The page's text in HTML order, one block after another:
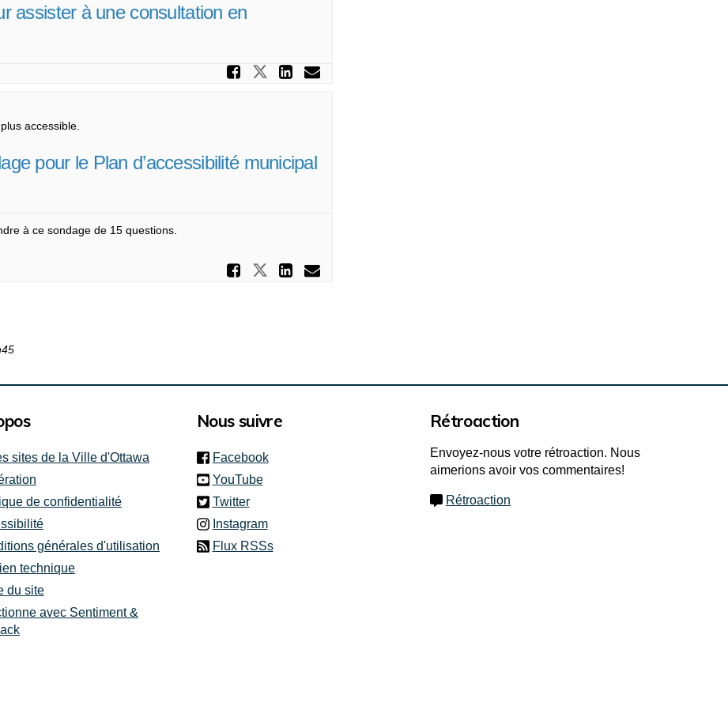
assister à une consultation en
Partager FERMER - Inscrivez-vous pour
Partager FERMER - Inscrivez-vous pour
Partager FERMER - Inscrivez-vous pour
Courriel FERMER - Inscrivez-vous pour
accessible.
pour le Plan d’accessibilité municipal
à ce sondage de 15 questions.
Partager FERMER - Compléter le sondage pour
Partager FERMER - Compléter le sondage
Partager FERMER - Compléter le
Courriel FERMER - Compléter le
sites de la Ville d'Ottawa
de confidentialité
générales d'utilisation
technique
du site
avec Sentiment &
Nous suivre
Facebook(link is external)
YouTube
Twitter(link is external)
Instagram
Flux RSSs
Rétroaction
Envoyez-nous votre rétroaction. Nous
aimerions avoir vos commentaires!
Rétroaction